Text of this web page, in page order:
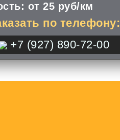
от 25 руб/км
по телефону:
+7 (927) 890-72-00